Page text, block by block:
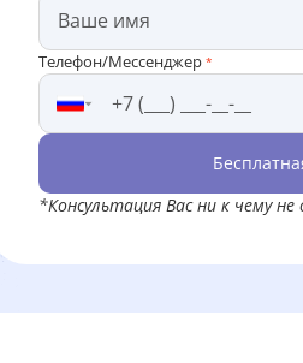
Телефон/Мессенджер *
*Консультация Вас ни к чему